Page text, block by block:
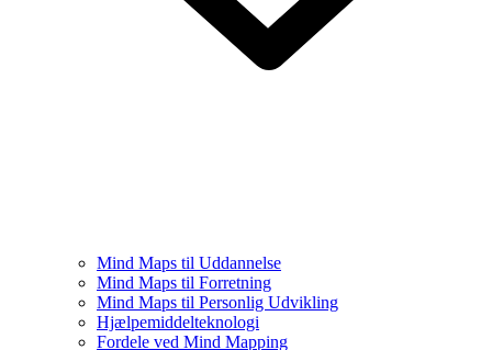
Mind Maps til Uddannelse
Mind Maps til Forretning
Mind Maps til Personlig Udvikling
Hjælpemiddelteknologi
Fordele ved Mind Mapping